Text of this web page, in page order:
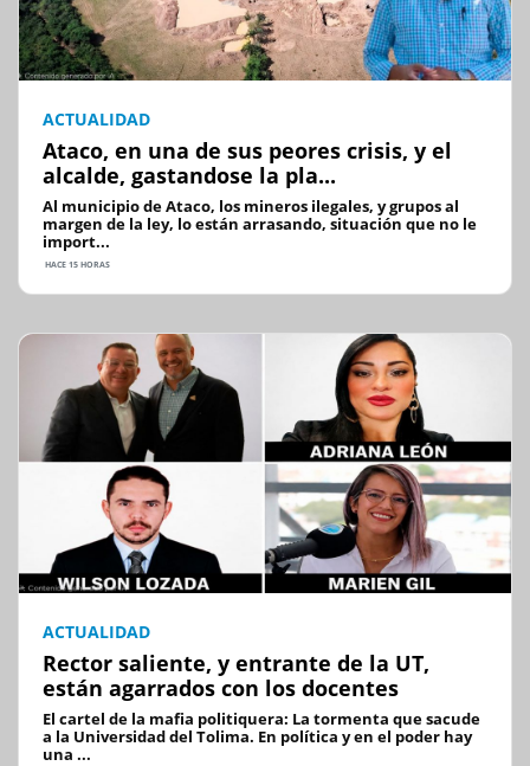
ACTUALIDAD
Ataco, en una de sus peores crisis, y el
alcalde, gastandose la pla...
Al municipio de Ataco, los mineros ilegales, y grupos al
margen de la ley, lo están arrasando, situación que no le
import...
HACE 15 HORAS
ACTUALIDAD
Rector saliente, y entrante de la UT,
están agarrados con los docentes
El cartel de la mafia politiquera: La tormenta que sacude
a la Universidad del Tolima. En política y en el poder hay
una ...